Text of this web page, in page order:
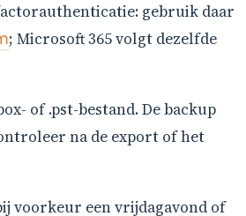
gebruik daar
; Microsoft 365 volgt dezelfde
of .pst-bestand. De backup
na de export of het
voorkeur een vrijdagavond of